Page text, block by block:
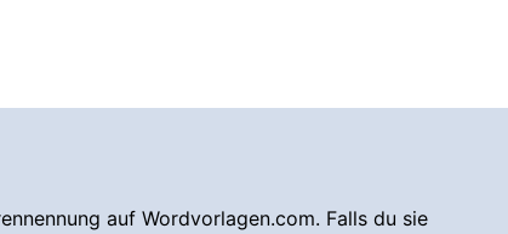
auf Wordvorlagen.com. Falls du sie